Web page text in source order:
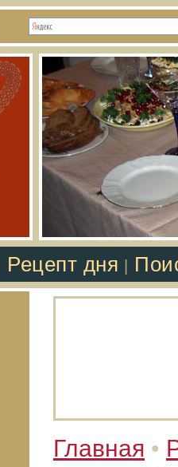
Рецепт дня
Главная •